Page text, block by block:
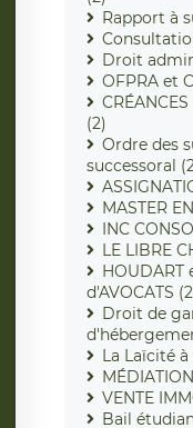
Rapport à
Droit
OFPRA et
(2)
Ordre des
successoral
MASTER
INC
LE LIBRE
HOUDART
d'AVOCATS
Droit de
La Laïcité
VENTE
Bail